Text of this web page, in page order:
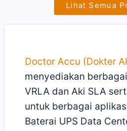
Lihat Semua
Doctor Accu (Dokter
menyediakan
VRLA dan Aki SLA
untuk berbagai
Baterai UPS Data